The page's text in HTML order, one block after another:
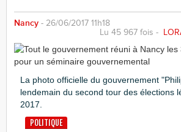
Nancy - 26/06/2017 11h18
Lu 45 967 fois -
POLITIQUE
La photo officielle du gouvernement
lendemain du second tour des élections
2017.